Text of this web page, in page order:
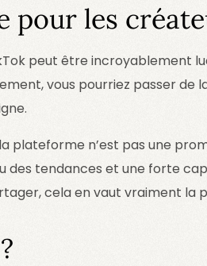
pour les
peut être incroyablement
vous pourriez passer de
plateforme n’est pas une
des tendances et une forte
cela en vaut vraiment la